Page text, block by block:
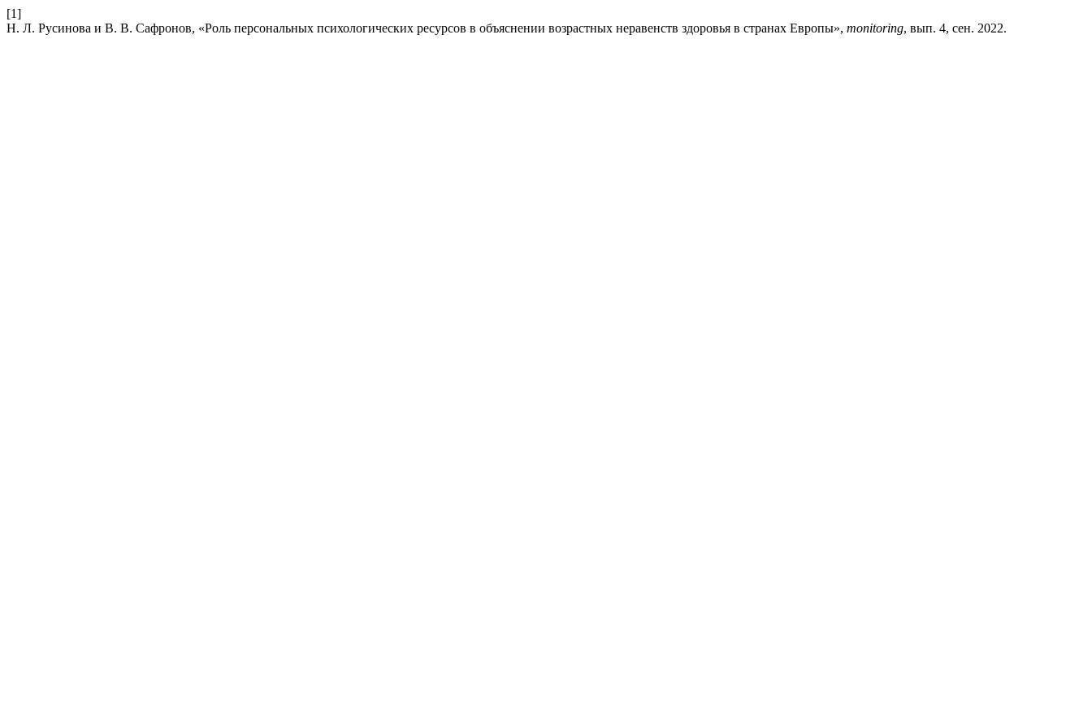
[1]
Н. Л. Русинова и В. В. Сафронов, «Роль персональных психологических ресурсов в объяснении возрастных неравенств здоровья в странах Европы», monitoring, вып. 4, сен. 2022.